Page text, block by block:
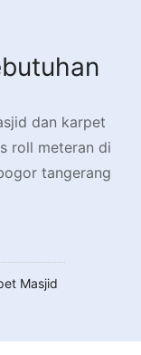
dan karpet
roll meteran di
tangerang
Masjid